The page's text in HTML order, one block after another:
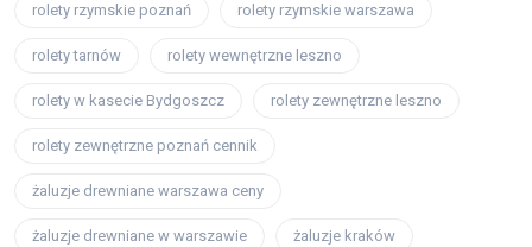
rolety rzymskie poznań rolety rzymskie warszawa
rolety tarnów rolety wewnętrzne leszno
rolety w kasecie Bydgoszcz rolety zewnętrzne leszno
rolety zewnętrzne poznań cennik
żaluzje drewniane warszawa ceny
żaluzje drewniane w warszawie żaluzje kraków